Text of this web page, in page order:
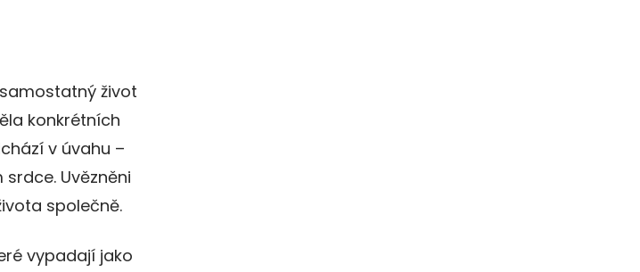
život
konkrétních
v úvahu –
Uvězněni
společně.
vypadají jako